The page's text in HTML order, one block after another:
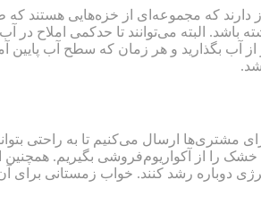
دارند که مجموعه‌ای از خزه‌هایی هستند
باشد. البته می‌توانند تا حدکمی املاح
بگذارید و هر زمان که سطح آب پایین
دفترچه ۱۴ صفحه‌ای را برای مشتری‌ها ارسال
را از آکواریوم‌فروشی بگیریم. همچنین
انرژی دوباره رشد کنند. خواب زمستانی